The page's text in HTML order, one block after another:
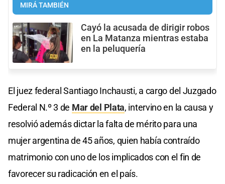
MIRÁ TAMBIÉN
Cayó la acusada de dirigir robos
en La Matanza mientras estaba
en la peluquería
El juez federal Santiago Inchausti, a cargo del Juzgado
Federal N.º 3 de Mar del Plata, intervino en la causa y
resolvió además dictar la falta de mérito para una
mujer argentina de 45 años, quien había contraído
matrimonio con uno de los implicados con el fin de
favorecer su radicación en el país.